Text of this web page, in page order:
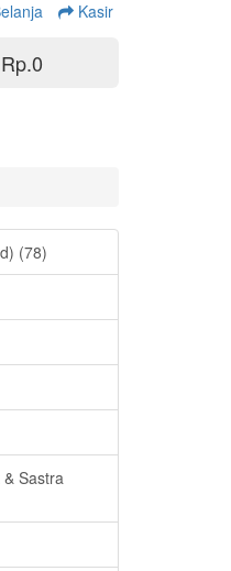
Kasir
(78)
Sastra